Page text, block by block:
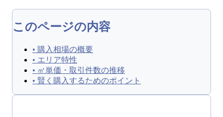
このページの内容
• 購入相場の概要
• エリア特性
• ㎡単価・取引件数の推移
• 賢く購入するためのポイント